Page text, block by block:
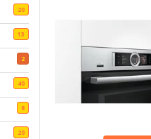
20
13
2
40
8
20